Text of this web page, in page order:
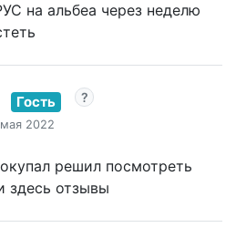
на альбеа через неделю
Гость
2022
решил посмотреть
здесь отзывы